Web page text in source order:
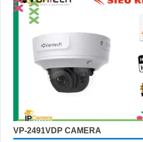
VP-2491VDP CAMERA